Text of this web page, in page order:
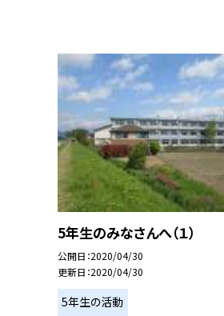
5年生のみなさんへ（１）
公開日 2020/04/30
更新日 2020/04/30
5年生の活動